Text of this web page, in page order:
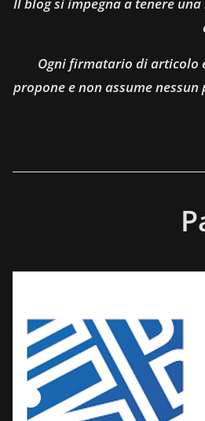
Il blog si impegna a tenere
Ogni firmatario di articolo
propone e non assume